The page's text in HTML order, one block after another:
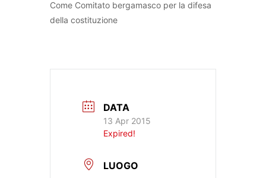
Come Comitato bergamasco per la difesa
della costituzione
DATA
13 Apr 2015
Expired!
LUOGO